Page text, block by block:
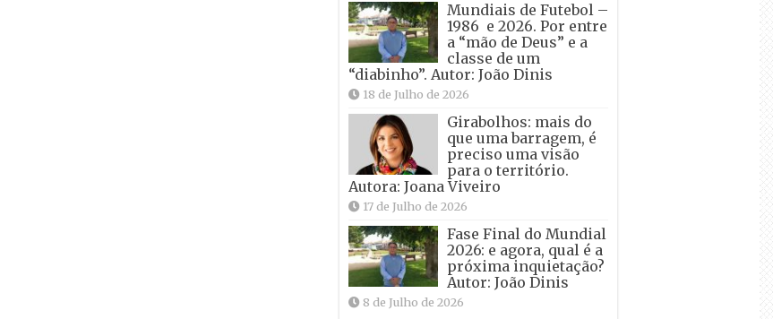
Mundiais de Futebol –
1986 e 2026. Por entre
a “mão de Deus” e a
classe de um
“diabinho”. Autor: João Dinis
18 de Julho de 2026
Girabolhos: mais do
que uma barragem, é
preciso uma visão
para o território.
Autora: Joana Viveiro
17 de Julho de 2026
Fase Final do Mundial
2026: e agora, qual é a
próxima inquietação?
Autor: João Dinis
8 de Julho de 2026